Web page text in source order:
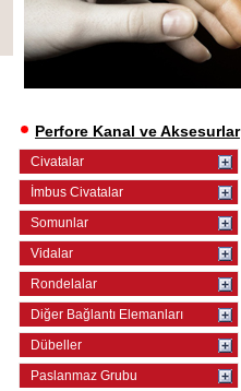
Perfore Kanal ve Aksesurlar
Civatalar
İmbus Civatalar
Somunlar
Vidalar
Rondelalar
Diğer Bağlantı Elemanları
Dübeller
Paslanmaz Grubu